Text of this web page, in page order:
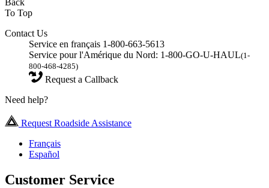
To Top
Contact Us
Service en français 1-800-663-5613
Service pour l'Amérique du Nord: 1-800-GO-U-HAUL(1-
800-468-4285)
Request a Callback
Need help?
Request Roadside Assistance
Français
Español
Customer Service